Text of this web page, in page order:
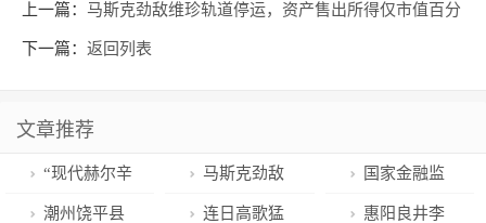
上一篇： 马斯克劲敌维珍轨道停运，资产售出所得仅市值百分
之一
下一篇： 返回列表
文章推荐
“现代赫尔辛
基”轮靠泊天津
马斯克劲敌
维珍轨道停
国家金融监
督管理总局发
潮州饶平县 连日高歌猛 惠阳良井李